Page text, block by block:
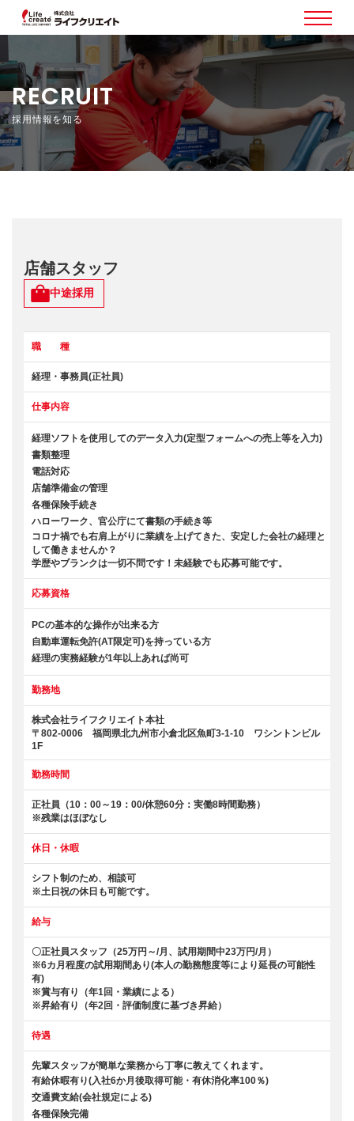
RECRUIT
採用情報を知る
店舗スタッフ
中途採用
職 種
経理・事務員(正社員)
仕事内容
経理ソフトを使用してのデータ入力(定型フォームへの売上等を入力)
書類整理
電話対応
店舗準備金の管理
各種保険手続き
ハローワーク、官公庁にて書類の手続き等
コロナ禍でも右肩上がりに業績を上げてきた、安定した会社の経理と
して働きませんか？
学歴やブランクは一切不問です！未経験でも応募可能です。
応募資格
PCの基本的な操作が出来る方
自動車運転免許(AT限定可)を持っている方
経理の実務経験が1年以上あれば尚可
勤務地
株式会社ライフクリエイト本社
〒802-0006 福岡県北九州市小倉北区魚町3-1-10 ワシントンビル
1F
勤務時間
正社員（10：00～19：00/休憩60分：実働8時間勤務）
※残業はほぼなし
休日・休暇
シフト制のため、相談可
※土日祝の休日も可能です。
給与
〇正社員スタッフ（25万円～/月、試用期間中23万円/月）
※6カ月程度の試用期間あり(本人の勤務態度等により延長の可能性
有)
※賞与有り（年1回・業績による）
※昇給有り（年2回・評価制度に基づき昇給）
待遇
先輩スタッフが簡単な業務から丁寧に教えてくれます。
有給休暇有り(入社6か月後取得可能・有休消化率100％)
交通費支給(会社規定による)
各種保険完備